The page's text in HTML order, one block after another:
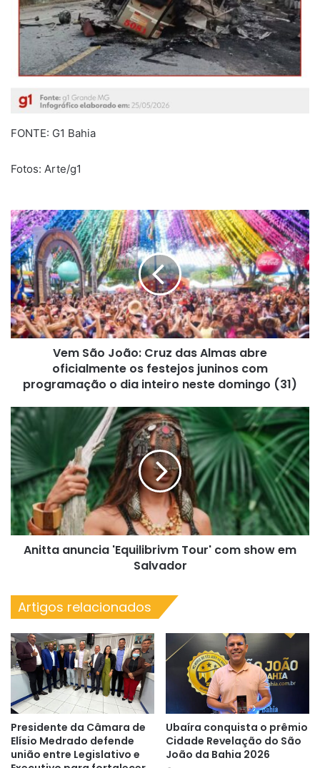
FONTE: G1 Bahia
Fotos: Arte/g1
Vem
São
João:
Cruz
das
Almas
abre
oficialmente
os
com
o
dia
inteiro
neste
domingo
(31)
Vem São João: Cruz das Almas abre
oficialmente os festejos juninos com
programação o dia inteiro neste domingo (31)
Anitta
anuncia
'Equilibrivm
Tour'
com
show
em
Salvador
Anitta anuncia 'Equilibrivm Tour' com show em
Salvador
Artigos relacionados
Presidente da Câmara de
Elísio Medrado defende
união entre Legislativo e
Ubaíra conquista o prêmio
Cidade Revelação do São
João da Bahia 2026